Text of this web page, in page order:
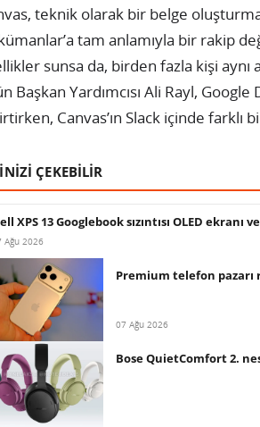
teknik olarak bir belge
tam anlamıyla bir rakip
sunsa da, birden fazla kişi aynı
Başkan Yardımcısı Ali Rayl,
Canvas’ın Slack içinde
ÇEKEBİLİR
XPS 13 Googlebook sızıntısı OLED ekranı
Ağu 2026
Premium telefon pazarı
07 Ağu 2026
Bose QuietComfort 2.